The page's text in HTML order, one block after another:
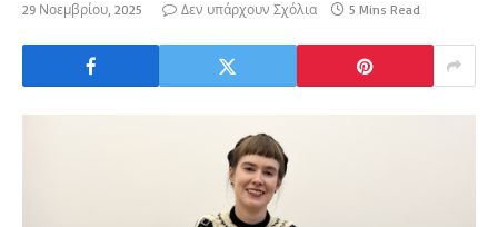
29 Νοεμβρίου, 2025 Δεν υπάρχουν Σχόλια 5 Mins Read